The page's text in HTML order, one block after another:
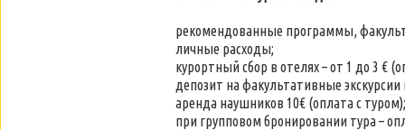
рекомендованные программы,
личные расходы;
курортный сбор в отелях – от 1 до 3 €
депозит на факультативные
аренда наушников 10€ (оплата с туром);
при групповом бронировании тура –